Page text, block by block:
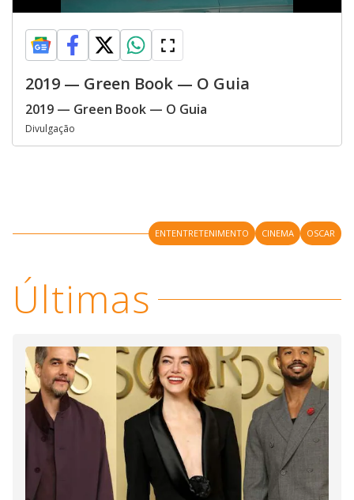
2019 — Green Book — O Guia
2019 — Green Book — O Guia
Divulgação
ENTENTRETENIMENTO CINEMA OSCAR
Últimas